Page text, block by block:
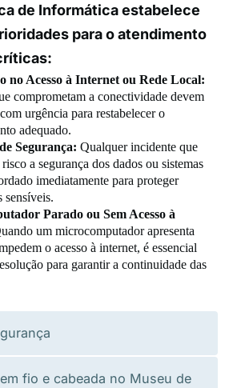
de Informática estabelece
para o atendimento
no Acesso à Internet ou Rede Local:
comprometam a conectividade devem
urgência para restabelecer o
adequado.
Segurança: Qualquer incidente que
a segurança dos dados ou sistemas
imediatamente para proteger
sensíveis.
Parado ou Sem Acesso à
um microcomputador apresenta
o acesso à internet, é essencial
para garantir a continuidade das
fio e cabeada no Museu de